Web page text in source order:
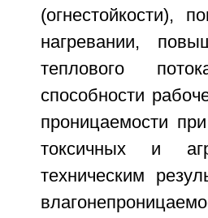
(огнестойкости),
нагревании,
теплового
способности
проницаемости
токсичных и
техническим